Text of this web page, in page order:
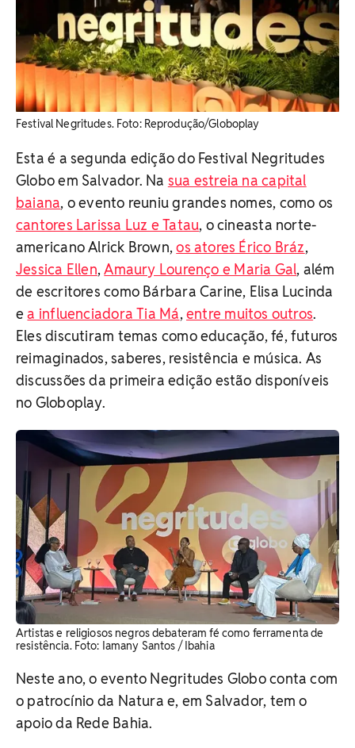
Festival Negritudes. Foto: Reprodução/Globoplay
Esta é a segunda edição do Festival Negritudes
Globo em Salvador. Na sua estreia na capital
baiana, o evento reuniu grandes nomes, como os
cantores Larissa Luz e Tatau, o cineasta norte-
americano Alrick Brown,os atores Érico Bráz,
Jessica Ellen,Amaury Lourenço e Maria Gal, além
de escritores como Bárbara Carine, Elisa Lucinda
ea influenciadora Tia Má,entre muitos outros.
Eles discutiram temas como educação, fé, futuros
reimaginados, saberes, resistência e música. As
discussões da primeira edição estão disponíveis
no Globoplay.
Artistas e religiosos negros debateram fé como ferramenta de
resistência. Foto: Iamany Santos / Ibahia
Neste ano, o evento Negritudes Globo conta com
o patrocínio da Natura e, em Salvador, tem o
apoio da Rede Bahia.